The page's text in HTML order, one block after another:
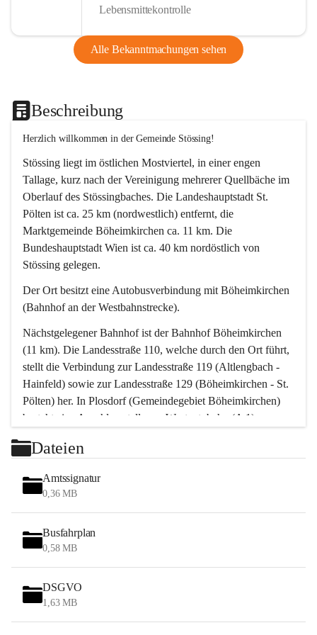
Lebensmittekontrolle
Alle Bekanntmachungen sehen
Beschreibung
Herzlich willkommen in der Gemeinde Stössing!
Stössing liegt im östlichen Mostviertel, in einer engen
Tallage, kurz nach der Vereinigung mehrerer Quellbäche im
Oberlauf des Stössingbaches. Die Landeshauptstadt St.
Pölten ist ca. 25 km (nordwestlich) entfernt, die
Marktgemeinde Böheimkirchen ca. 11 km. Die
Bundeshauptstadt Wien ist ca. 40 km nordöstlich von
Stössing gelegen.
Der Ort besitzt eine Autobusverbindung mit Böheimkirchen
(Bahnhof an der Westbahnstrecke).
Nächstgelegener Bahnhof ist der Bahnhof Böheimkirchen
(11 km). Die Landesstraße 110, welche durch den Ort führt,
stellt die Verbindung zur Landesstraße 119 (Altlengbach -
Hainfeld) sowie zur Landesstraße 129 (Böheimkirchen - St.
Pölten) her. In Plosdorf (Gemeindegebiet Böheimkirchen)
besteht eine Anschlussstelle zur Westautobahn (A 1).
Wien erreicht man in ca. 45 Minuten.
Stössing zählt noch zum Naherholungsraum Wien sowie
zum Naherholungsraum St. Pölten. Viele Bauernhöfe hatten
„ihre Wiener“. Seit 1960 bauten viele Wiener
Wochenendhäuser im Gemeindegebiet. Wegen des
waldreichen Jagdgebietes haben viele Jagdpächter ihre
Das Wandern ist aus touristischer Sicht die bedeutendste
Tätigkeit. Das hügelige Gebiet mit Wanderwegen durch
Wiesen, Wälder und Obstkulturen lädt dazu ein. Gefördert
Dateien
Amtssignatur
0,36 MB
Busfahrplan
0,58 MB
DSGVO
1,63 MB